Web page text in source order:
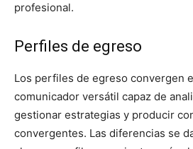
profesional.
Perfiles de egreso
Los perfiles de egreso convergen
comunicador versátil capaz de
gestionar estrategias y producir
convergentes. Las diferencias se